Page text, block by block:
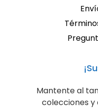
Mantente al
colecciones